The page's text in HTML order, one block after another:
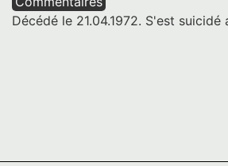
Décédé le 21.04.1972. S'est suicidé